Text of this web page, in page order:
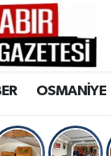
OSMANİYE
Eczaneler
Yoğunluk